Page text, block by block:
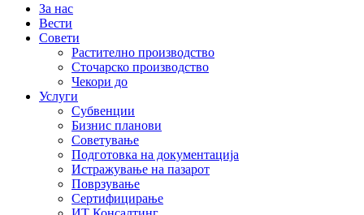
За нас
Вести
Совети
Растително производство
Сточарско производство
Чекори до
Услуги
Субвенции
Бизнис планови
Советување
Подготовка на документација
Истражување на пазарот
Поврзување
Сертифицирање